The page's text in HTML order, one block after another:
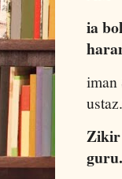
ia
iman
Zikir